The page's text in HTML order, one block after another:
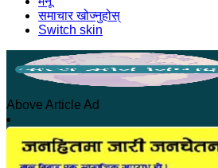
समाचार खोज्नुहोस्
Switch skin
होमपेज
Above Article Ad